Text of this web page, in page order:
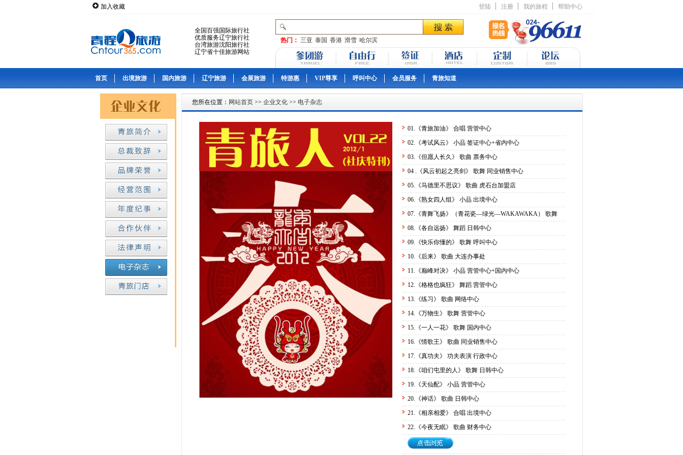
加入收藏 登陆 注册 我的旅程 帮助中心
全国百强国际旅行社
优质服务辽宁旅行社
台湾旅游沈阳旅行社
辽宁省十佳旅游网站
热门： 三亚 泰国 香港 滑雪 哈尔滨
首页 出境旅游 国内旅游 辽宁旅游 会展旅游 特游惠 VIP尊享 呼叫中心 会员服务 青旅知道
您所在位置： 网站首页 >> 企业文化 >> 电子杂志
01.《青旅加油》 合唱 营管中心
02.《考试风云》 小品 签证中心+省内中心
03.《但愿人长久》 歌曲 票务中心
04 .《风云初起之亮剑》 歌舞 同业销售中心
05.《马德里不思议》 歌曲 虎石台加盟店
06.《熟女四人组》 小品 出境中心
07.《青舞飞扬》（青花瓷—绿光—WAKAWAKA） 歌舞
08.《各自远扬》 舞蹈 日韩中心
09.《快乐你懂的》 歌舞 呼叫中心
10.《后来》 歌曲 大连办事处
11.《巅峰对决》 小品 营管中心+国内中心
12.《格格也疯狂》 舞蹈 营管中心
13.《练习》 歌曲 网络中心
14.《万物生》 歌舞 营管中心
15.《一人一花》 歌舞 国内中心
16.《情歌王》 歌曲 同业销售中心
17.《真功夫》 功夫表演 行政中心
18.《咱们屯里的人》 歌舞 日韩中心
19.《天仙配》 小品 营管中心
20.《神话》 歌曲 日韩中心
21.《相亲相爱》 合唱 出境中心
22.《今夜无眠》 歌曲 财务中心